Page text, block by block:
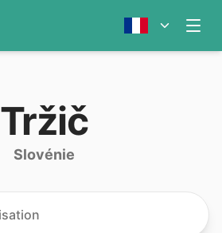
Tržič
Slovénie